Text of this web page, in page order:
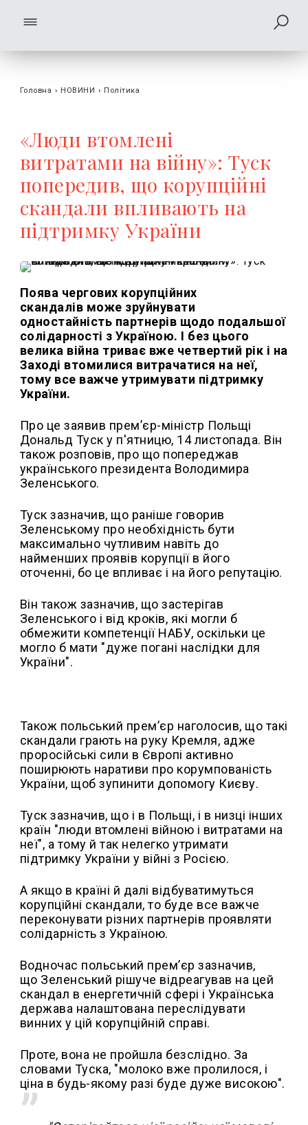
Головна › НОВИНИ › Політика
«Люди втомлені
витратами на війну»: Туск
попередив, що корупційні
скандали впливають на
підтримку України
Поява чергових корупційних
скандалів може зруйнувати
одностайність партнерів щодо подальшої
солідарності з Україною. І без цього
велика війна триває вже четвертий рік і на
Заході втомилися витрачатися на неї,
тому все важче утримувати підтримку
України.
Про це заявив прем’єр-міністр Польщі
Дональд Туск у п'ятницю, 14 листопада. Він
також розповів, про що попереджав
українського президента Володимира
Зеленського.
Туск зазначив, що раніше говорив
Зеленському про необхідність бути
максимально чутливим навіть до
найменших проявів корупції в його
оточенні, бо це впливає і на його репутацію.
Він також зазначив, що застерігав
Зеленського і від кроків, які могли б
обмежити компетенції НАБУ, оскільки це
могло б мати "дуже погані наслідки для
України".
Також польський прем’єр наголосив, що такі
скандали грають на руку Кремля, адже
проросійські сили в Європі активно
поширюють наративи про корумпованість
України, щоб зупинити допомогу Києву.
Туск зазначив, що і в Польщі, і в низці інших
країн "люди втомлені війною і витратами на
неї", а тому й так нелегко утримати
підтримку України у війні з Росією.
А якщо в країні й далі відбуватимуться
корупційні скандали, то буде все важче
переконувати різних партнерів проявляти
солідарність з Україною.
Водночас польський прем’єр зазначив,
що Зеленський рішуче відреагував на цей
скандал в енергетичній сфері і Українська
держава налаштована переслідувати
винних у цій корупційній справі.
Проте, вона не пройшла безслідно. За
словами Туска, "молоко вже пролилося, і
ціна в будь-якому разі буде дуже високою".